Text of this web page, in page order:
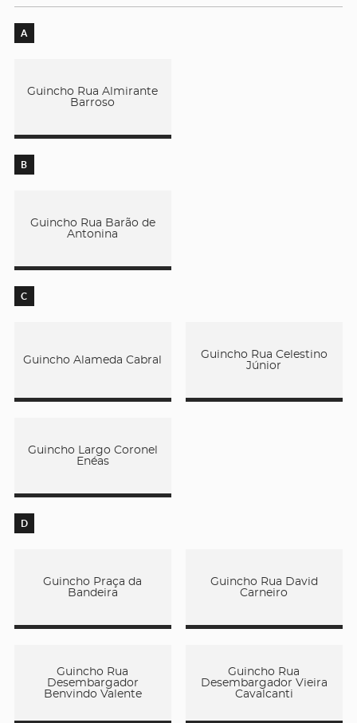
A
Guincho Rua Almirante
Barroso
B
Guincho Rua Barão de
Antonina
C
Guincho Alameda Cabral
Guincho Rua Celestino
Júnior
Guincho Largo Coronel
Enéas
D
Guincho Praça da
Bandeira
Guincho Rua David
Carneiro
Guincho Rua
Desembargador
Benvindo Valente
Guincho Rua
Desembargador Vieira
Cavalcanti